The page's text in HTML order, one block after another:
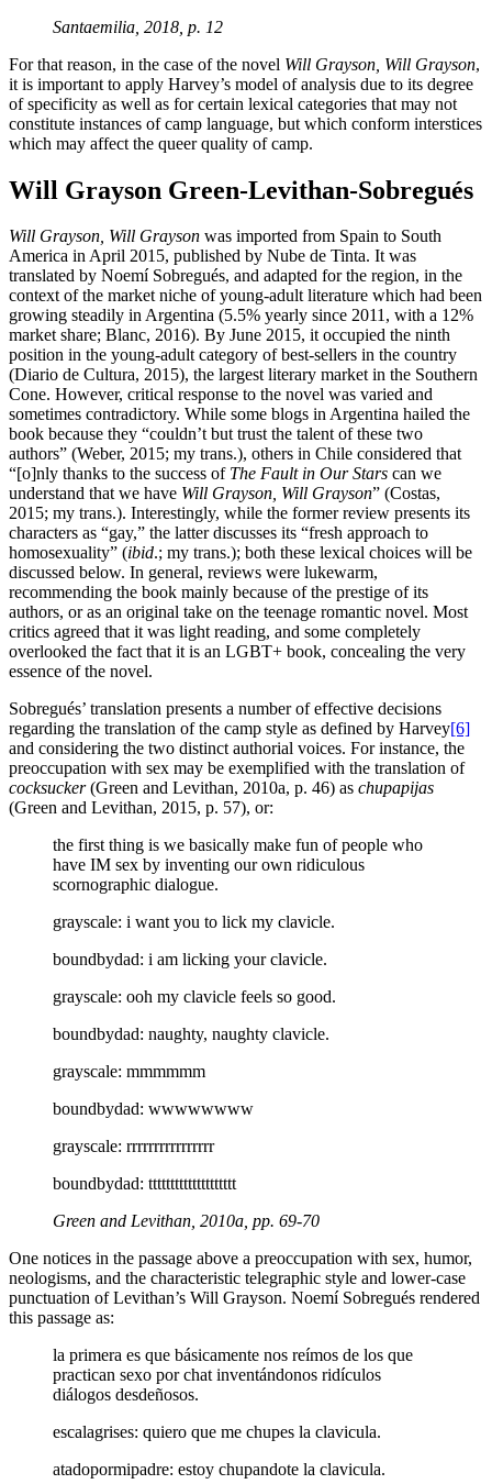
Santaemilia, 2018, p. 12
For that reason, in the case of the novel Will Grayson, Will Grayson,
it is important to apply Harvey’s model of analysis due to its degree
of specificity as well as for certain lexical categories that may not
constitute instances of camp language, but which conform interstices
which may affect the queer quality of camp.
Will Grayson Green-Levithan-Sobregués
Will Grayson, Will Grayson was imported from Spain to South
America in April 2015, published by Nube de Tinta. It was
translated by Noemí Sobregués, and adapted for the region, in the
context of the market niche of young-adult literature which had been
growing steadily in Argentina (5.5% yearly since 2011, with a 12%
market share; Blanc, 2016). By June 2015, it occupied the ninth
position in the young-adult category of best-sellers in the country
(Diario de Cultura, 2015), the largest literary market in the Southern
Cone. However, critical response to the novel was varied and
sometimes contradictory. While some blogs in Argentina hailed the
book because they “couldn’t but trust the talent of these two
authors” (Weber, 2015; my trans.), others in Chile considered that
“[o]nly thanks to the success of The Fault in Our Stars can we
understand that we have Will Grayson, Will Grayson” (Costas,
2015; my trans.). Interestingly, while the former review presents its
characters as “gay,” the latter discusses its “fresh approach to
homosexuality” (ibid.; my trans.); both these lexical choices will be
discussed below. In general, reviews were lukewarm,
recommending the book mainly because of the prestige of its
authors, or as an original take on the teenage romantic novel. Most
critics agreed that it was light reading, and some completely
overlooked the fact that it is an LGBT+ book, concealing the very
essence of the novel.
Sobregués’ translation presents a number of effective decisions
regarding the translation of the camp style as defined by Harvey[6]
and considering the two distinct authorial voices. For instance, the
preoccupation with sex may be exemplified with the translation of
cocksucker(Green and Levithan, 2010a, p. 46) as chupapijas
(Green and Levithan, 2015, p. 57), or:
the first thing is we basically make fun of people who
have IM sex by inventing our own ridiculous
scornographic dialogue.
grayscale: i want you to lick my clavicle.
boundbydad: i am licking your clavicle.
grayscale: ooh my clavicle feels so good.
boundbydad: naughty, naughty clavicle.
grayscale: mmmmmm
boundbydad: wwwwwwww
grayscale: rrrrrrrrrrrrrrrr
boundbydad: tttttttttttttttttttt
Green and Levithan, 2010a, pp. 69-70
One notices in the passage above a preoccupation with sex, humor,
neologisms, and the characteristic telegraphic style and lower-case
punctuation of Levithan’s Will Grayson. Noemí Sobregués rendered
this passage as:
la primera es que básicamente nos reímos de los que
practican sexo por chat inventándonos ridículos
diálogos desdeñosos.
escalagrises: quiero que me chupes la clavicula.
atadopormipadre: estoy chupandote la clavicula.